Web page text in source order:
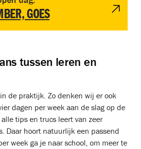
GOES
tussen leren en
de praktijk. Zo denken wij er ook
dagen per week aan de slag op de
tips en trucs leert van zeer
Daar hoort natuurlijk een passend
week ga je naar school, om meer te